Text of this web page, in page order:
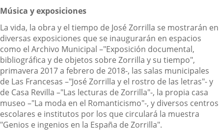
Música y exposiciones
La vida, la obra y el tiempo de José Zorrilla se mostrarán en
diversas exposiciones que se inaugurarán en espacios
como el Archivo Municipal –"Exposición documental,
bibliográfica y de objetos sobre Zorrilla y su tiempo",
primavera 2017 a febrero de 2018-, las salas municipales
de Las Francesas –"José Zorrilla y el rostro de las letras"- y
de Casa Revilla –"Las lecturas de Zorrilla"-, la propia casa
museo –"La moda en el Romanticismo"-, y diversos centros
escolares e institutos por los que circulará la muestra
"Genios e ingenios en la España de Zorrilla".